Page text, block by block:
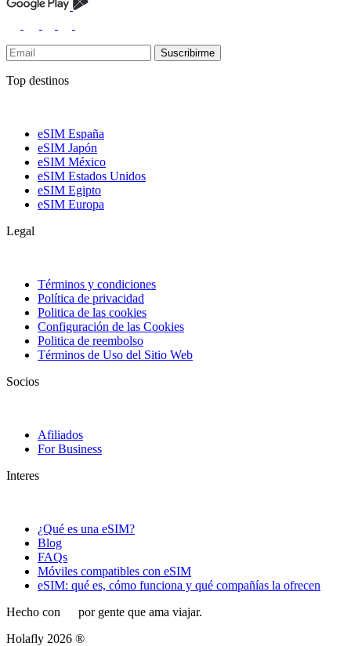
Suscribirme
Top destinos
eSIM España
eSIM Japón
eSIM México
eSIM Estados Unidos
eSIM Egipto
eSIM Europa
Legal
Términos y condiciones
Política de privacidad
Politica de las cookies
Configuración de las Cookies
Politica de reembolso
Términos de Uso del Sitio Web
Socios
Afiliados
For Business
Interes
¿Qué es una eSIM?
Blog
FAQs
Móviles compatibles con eSIM
eSIM: qué es, cómo funciona y qué compañías la ofrecen
Hecho con
por gente que ama viajar.
Holafly 2026 ®